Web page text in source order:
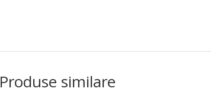
Produse similare